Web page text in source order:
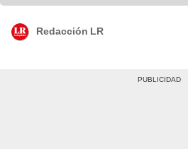
Redacción LR